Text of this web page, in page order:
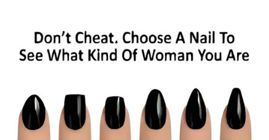
WAHANA
TV
WAHANANEWS
CO ID